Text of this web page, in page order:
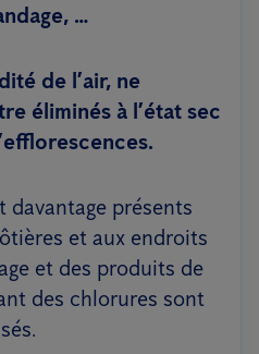
…
de l’air, ne
éliminés à l’état sec
davantage présents
et aux endroits
et des produits de
des chlorures sont